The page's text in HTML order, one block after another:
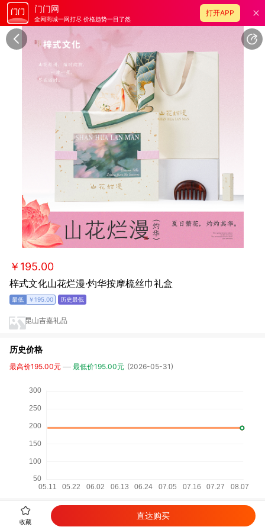
门门网
全网商城一网打尽 价格趋势一目了然
打开APP
￥195.00
梓式文化山花烂漫·灼华按摩梳丝巾礼盒
￥195.00
昆山吉嘉礼品
历史价格
最高价195.00元 最低价195.00元 (2026-05-31)
详细参数
收藏
直达购买